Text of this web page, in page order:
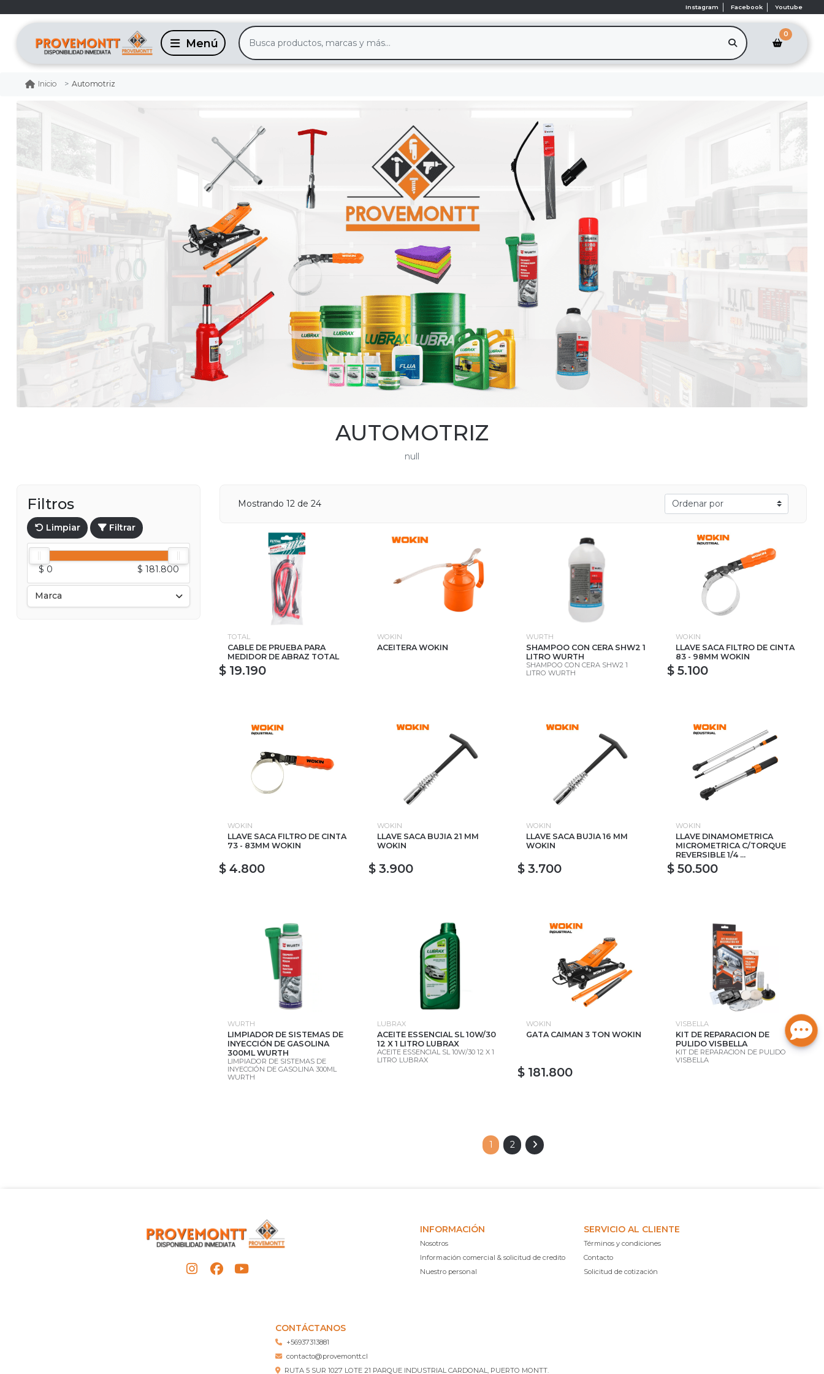
Instagram Facebook Youtube
0
Inicio Automotriz
AUTOMOTRIZ
null
Filtros
Limpiar Filtrar
$ 0 $ 181.800
Marca
Mostrando 12 de 24
TOTAL
CABLE DE PRUEBA PARA
MEDIDOR DE ABRAZ TOTAL
$ 19.190
WOKIN
ACEITERA WOKIN
WURTH
SHAMPOO CON CERA SHW2 1
LITRO WURTH
SHAMPOO CON CERA SHW2 1
LITRO WURTH
WOKIN
LLAVE SACA FILTRO DE CINTA
83 - 98MM WOKIN
$ 5.100
WOKIN
LLAVE SACA FILTRO DE CINTA
73 - 83MM WOKIN
$ 4.800
WOKIN
LLAVE SACA BUJIA 21 MM
WOKIN
$ 3.900
WOKIN
LLAVE SACA BUJIA 16 MM
WOKIN
$ 3.700
WOKIN
LLAVE DINAMOMETRICA
MICROMETRICA C/TORQUE
REVERSIBLE 1/4 ...
$ 50.500
WURTH
LIMPIADOR DE SISTEMAS DE
INYECCIÓN DE GASOLINA
300ML WURTH
LIMPIADOR DE SISTEMAS DE
INYECCIÓN DE GASOLINA 300ML
WURTH
LUBRAX
ACEITE ESSENCIAL SL 10W/30
12 X 1 LITRO LUBRAX
ACEITE ESSENCIAL SL 10W/30 12 X 1
LITRO LUBRAX
WOKIN
GATA CAIMAN 3 TON WOKIN
$ 181.800
VISBELLA
KIT DE REPARACION DE
PULIDO VISBELLA
KIT DE REPARACION DE PULIDO
VISBELLA
1 2
INFORMACIÓN
Nosotros
Información comercial & solicitud de credito
Nuestro personal
SERVICIO AL CLIENTE
Términos y condiciones
Contacto
Solicitud de cotización
CONTÁCTANOS
+56937313881
contacto@provemontt.cl
RUTA 5 SUR 1027 LOTE 21 PARQUE INDUSTRIAL CARDONAL, PUERTO MONTT.